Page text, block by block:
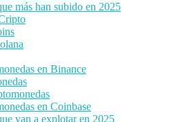
más han subido en 2025
en Binance
en Coinbase
van a explotar en 2025